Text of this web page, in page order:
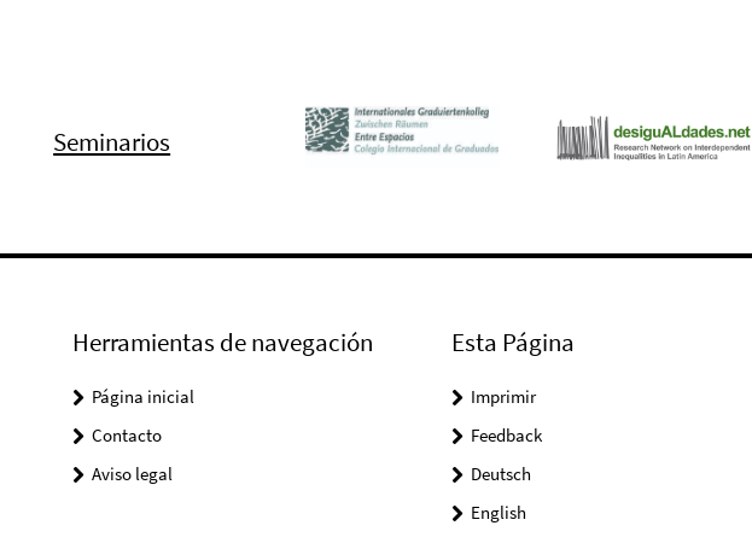
Seminarios
Herramientas de navegación
Página inicial
Contacto
Aviso legal
Esta Página
Imprimir
Feedback
Deutsch
English